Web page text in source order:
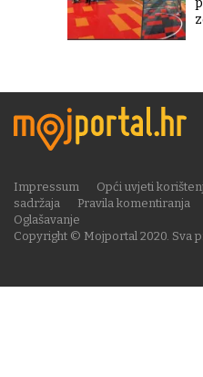
Copyright © Mojportal 2020. Sva
Impressum Opći uvjeti
sadržaja
Pravila komentiranja
Oglašavanje